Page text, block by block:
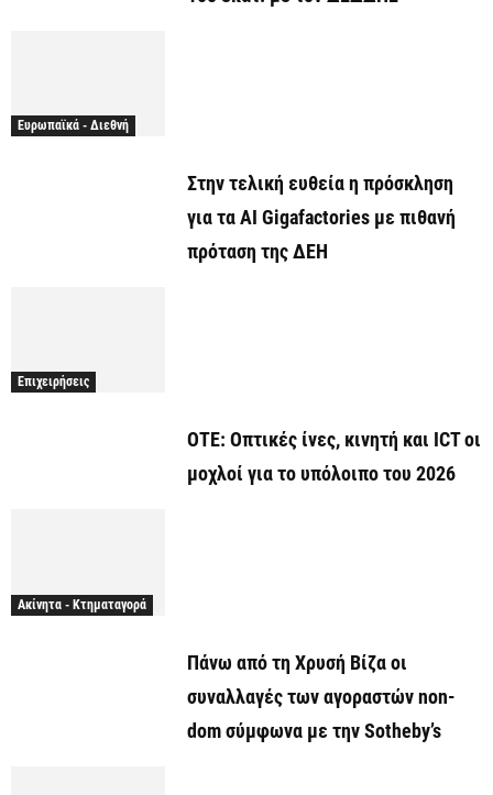
Ευρωπαϊκά - Διεθνή
Στην τελική ευθεία η πρόσκληση
για τα AI Gigafactories με πιθανή
πρόταση της ΔΕΗ
Επιχειρήσεις
ΟΤΕ: Οπτικές ίνες, κινητή και ICT οι
μοχλοί για το υπόλοιπο του 2026
Ακίνητα - Κτηματαγορά
Πάνω από τη Χρυσή Βίζα οι
συναλλαγές των αγοραστών non-
dom σύμφωνα με την Sotheby’s